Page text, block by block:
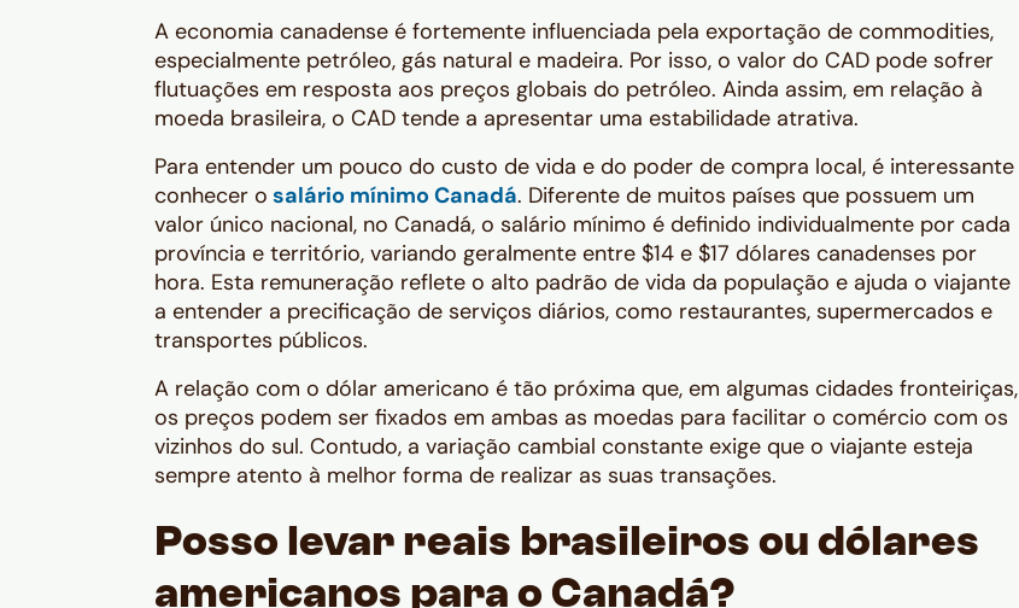
A economia canadense é fortemente influenciada pela exportação de commodities,
especialmente petróleo, gás natural e madeira. Por isso, o valor do CAD pode sofrer
flutuações em resposta aos preços globais do petróleo. Ainda assim, em relação à
moeda brasileira, o CAD tende a apresentar uma estabilidade atrativa.
Para entender um pouco do custo de vida e do poder de compra local, é interessante
conhecer o salário mínimo Canadá. Diferente de muitos países que possuem um
valor único nacional, no Canadá, o salário mínimo é definido individualmente por cada
província e território, variando geralmente entre $14 e $17 dólares canadenses por
hora. Esta remuneração reflete o alto padrão de vida da população e ajuda o viajante
a entender a precificação de serviços diários, como restaurantes, supermercados e
transportes públicos.
A relação com o dólar americano é tão próxima que, em algumas cidades fronteiriças,
os preços podem ser fixados em ambas as moedas para facilitar o comércio com os
vizinhos do sul. Contudo, a variação cambial constante exige que o viajante esteja
sempre atento à melhor forma de realizar as suas transações.
Posso levar reais brasileiros ou dólares
americanos para o Canadá?